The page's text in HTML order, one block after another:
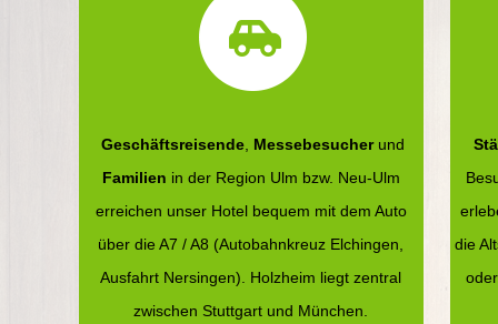
Geschäftsreisende Messebesucherund
Familien in der Region Ulm bzw. Neu-Ulm
erreichen unser Hotel bequem mit dem Auto
über die A7 / A8 (Autobahnkreuz Elchingen,
Ausfahrt Nersingen). Holzheim liegt zentral
zwischen Stuttgart und München.
die